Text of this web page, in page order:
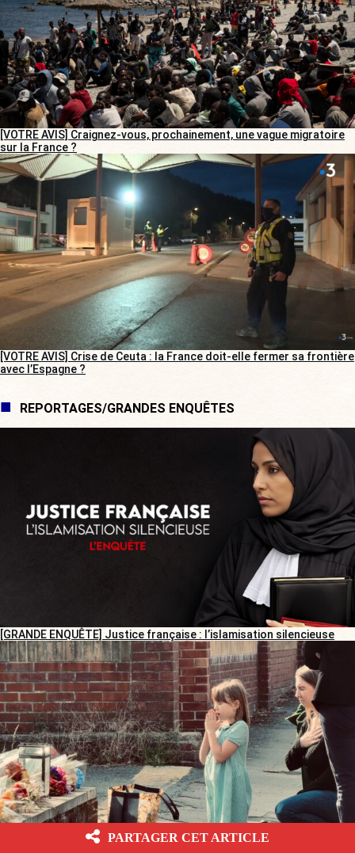
[VOTRE AVIS] Craignez-vous, prochainement, une vague migratoire
sur la France ?
[VOTRE AVIS] Crise de Ceuta : la France doit-elle fermer sa frontière
avec l’Espagne ?
REPORTAGES/GRANDES ENQUÊTES
[GRANDE ENQUÊTE] Justice française : l’islamisation silencieuse
[REPORTAGE] Meurtre d’Henry Nowak : des Anglais entre tristesse
PARTAGER CET ARTICLE